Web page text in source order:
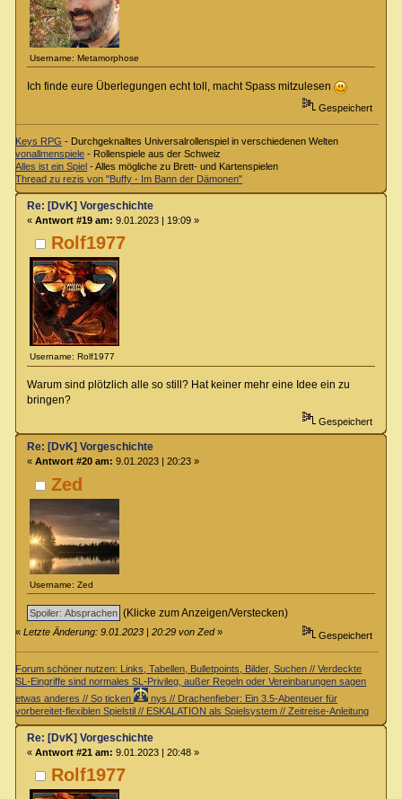
Username: Metamorphose
Ich finde eure Überlegungen echt toll, macht Spass mitzulesen
Gespeichert
Keys RPG - Durchgeknalltes Universalrollenspiel in verschiedenen Welten
vonallmenspiele - Rollenspiele aus der Schweiz
Alles ist ein Spiel - Alles mögliche zu Brett- und Kartenspielen
Thread zu rezis von "Buffy - Im Bann der Dämonen"
Rolf1977
Username: Rolf1977
Re: [DvK] Vorgeschichte
« Antwort #19 am: 9.01.2023 | 19:09 »
Warum sind plötzlich alle so still? Hat keiner mehr eine Idee ein zu
bringen?
Gespeichert
Zed
Username: Zed
Re: [DvK] Vorgeschichte
« Antwort #20 am: 9.01.2023 | 20:23 »
(Klicke zum Anzeigen/Verstecken)
«Letzte Änderung: 9.01.2023 | 20:29 von Zed» Gespeichert
Forum schöner nutzen: Links, Tabellen, Bulletpoints, Bilder, Suchen // Verdeckte
SL-Eingriffe sind normales SL-Privileg, außer Regeln oder Vereinbarungen sagen
etwas anderes // So ticken
nys // Drachenfieber: Ein 3.5-Abenteuer für
vorbereitet-flexiblen Spielstil // ESKALATION als Spielsystem // Zeitreise-Anleitung
Rolf1977
Re: [DvK] Vorgeschichte
« Antwort #21 am: 9.01.2023 | 20:48 »